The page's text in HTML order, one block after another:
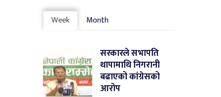
Week Month
सरकारले सभापति
थापामाथि निगरानी
बढाएको कांग्रेसको
आरोप